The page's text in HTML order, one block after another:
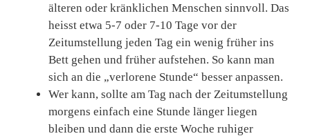
älteren oder kränklichen Menschen sinnvoll. Das
heisst etwa 5-7 oder 7-10 Tage vor der
Zeitumstellung jeden Tag ein wenig früher ins
Bett gehen und früher aufstehen. So kann man
sich an die „verlorene Stunde“ besser anpassen.
Wer kann, sollte am Tag nach der Zeitumstellung
morgens einfach eine Stunde länger liegen
bleiben und dann die erste Woche ruhiger